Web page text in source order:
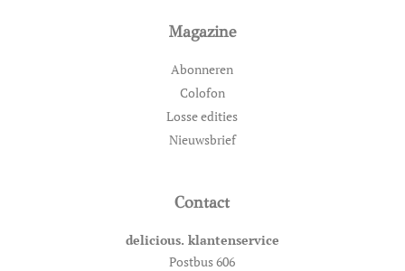
Magazine
Abonneren
Colofon
Losse edities
Nieuwsbrief
Contact
delicious. klantenservice
Postbus 606